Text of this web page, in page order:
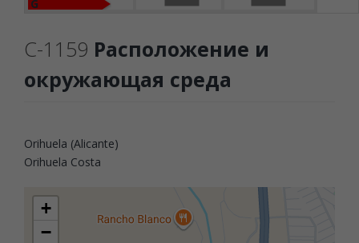
G
C-1159 Расположение и
окружающая среда
Orihuela (Alicante)
Orihuela Costa
+
−